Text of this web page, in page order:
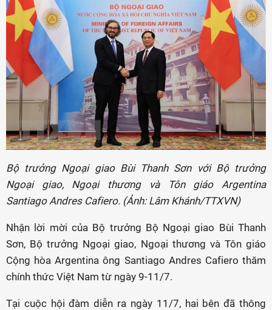
Bộ trưởng Ngoại giao Bùi Thanh Sơn với Bộ trưởng
Ngoại giao, Ngoại thương và Tôn giáo Argentina
Santiago Andres Cafiero. (Ảnh: Lâm Khánh/TTXVN)
Nhận lời mời của Bộ trưởng Bộ Ngoại giao Bùi Thanh
Sơn, Bộ trưởng Ngoại giao, Ngoại thương và Tôn giáo
Cộng hòa Argentina ông Santiago Andres Cafiero thăm
chính thức Việt Nam từ ngày 9-11/7.
Tại cuộc hội đàm diễn ra ngày 11/7, hai bên đã thông